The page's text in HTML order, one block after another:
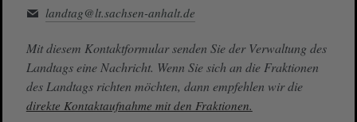
landtag@lt.sachsen-anhalt.de
Mit diesem Kontaktformular senden Sie der Verwaltung des
Landtags eine Nachricht. Wenn Sie sich an die Fraktionen
des Landtags richten möchten, dann empfehlen wir die
direkte Kontaktaufnahme mit den Fraktionen.